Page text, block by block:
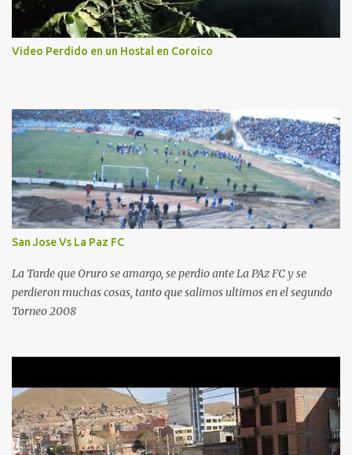
Video Perdido en un Hostal en Coroico
San Jose Vs La Paz FC
La Tarde que Oruro se amargo, se perdio ante La PAz FC y se
perdieron muchas cosas, tanto que salimos ultimos en el segundo
Torneo 2008